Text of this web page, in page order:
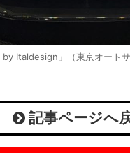
Italdesign」（東京オートサ
記事ページへ